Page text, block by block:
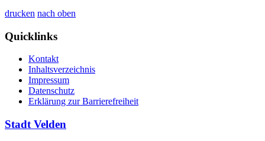
drucken nach oben
Quicklinks
Kontakt
Inhaltsverzeichnis
Impressum
Datenschutz
Erklärung zur Barrierefreiheit
Stadt Velden